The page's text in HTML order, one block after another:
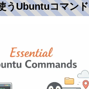
うUbuntuコマンド